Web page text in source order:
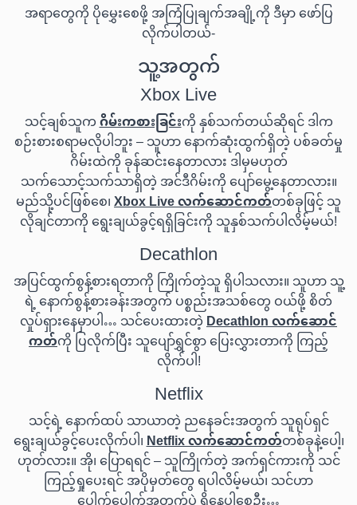
အရာတွေကို ပိုမွှေးစေဖို့ အကြံပြုချက်အချို့ကို ဒီမှာ ဖော်ပြ
လိုက်ပါတယ်-
သူ့အတွက်
Xbox Live
သင့်ချစ်သူကဂိမ်းကစားခြင်းကို နှစ်သက်တယ်ဆိုရင် ဒါက
စဉ်းစားစရာမလိုပါဘူး – သူဟာ နောက်ဆုံးထွက်ရှိတဲ့ ပစ်ခတ်မှု
ဂိမ်းထဲကို ခုန်ဆင်းနေတာလား ဒါမှမဟုတ်
သက်သောင့်သက်သာရှိတဲ့ အင်ဒီဂိမ်းကို ပျော်မွေ့နေတာလား။
မည်သို့ပင်ဖြစ်စေ၊Xbox Live လက်ဆောင်ကတ်တစ်ခုဖြင့် သူ
လိုချင်တာကို ရွေးချယ်ခွင့်ရရှိခြင်းကို သူနှစ်သက်ပါလိမ့်မယ်!
Decathlon
အပြင်ထွက်စွန့်စားရတာကို ကြိုက်တဲ့သူ ရှိပါသလား။ သူဟာ သူ့
ရဲ့ နောက်စွန့်စားခန်းအတွက် ပစ္စည်းအသစ်တွေ ဝယ်ဖို့ စိတ်
လှုပ်ရှားနေမှာပါ… သင်ပေးထားတဲ့Decathlon လက်ဆောင်
ကတ်ကို ပြလိုက်ပြီး သူပျော်ရွှင်စွာ ပြေးလွှားတာကို ကြည့်
လိုက်ပါ!
Netflix
သင့်ရဲ့ နောက်ထပ် သာယာတဲ့ ညနေခင်းအတွက် သူရုပ်ရှင်
ရွေးချယ်ခွင့်ပေးလိုက်ပါ၊Netflix လက်ဆောင်ကတ်တစ်ခုနဲ့ပေါ့၊
ဟုတ်လား။ အို၊ ပြောရရင် – သူကြိုက်တဲ့ အက်ရှင်ကားကို သင်
ကြည့်ရှုပေးရင် အပိုမှတ်တွေ ရပါလိမ့်မယ်၊ သင်ဟာ